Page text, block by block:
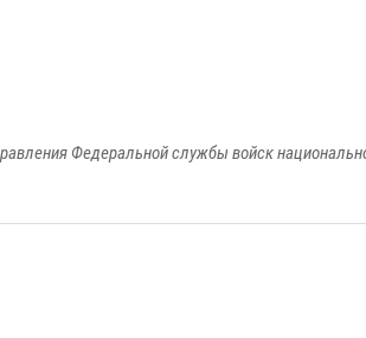
Федеральной службы войск